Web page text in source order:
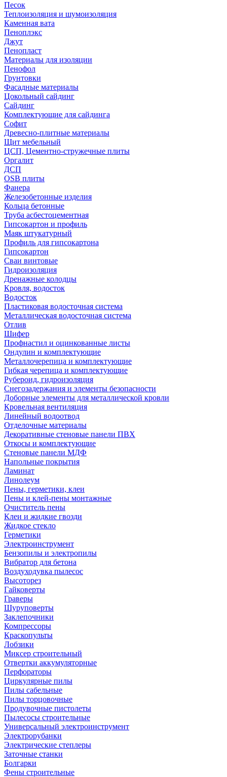
Песок
Теплоизоляция и шумоизоляция
Каменная вата
Пеноплэкс
Джут
Пенопласт
Материалы для изоляции
Пенофол
Грунтовки
Фасадные материалы
Цокольный сайдинг
Сайдинг
Комплектующие для сайдинга
Софит
Древесно-плитные материалы
Щит мебельный
ЦСП, Цементно-стружечные плиты
Оргалит
ДСП
OSB плиты
Фанера
Железобетонные изделия
Кольца бетонные
Труба асбестоцементная
Гипсокартон и профиль
Маяк штукатурный
Профиль для гипсокартона
Гипсокартон
Сваи винтовые
Гидроизоляция
Дренажные колодцы
Кровля, водосток
Водосток
Пластиковая водосточная система
Металлическая водосточная система
Отлив
Шифер
Профнастил и оцинкованные листы
Ондулин и комплектующие
Металлочерепица и комплектующие
Гибкая черепица и комплектующие
Рубероид, гидроизоляция
Снегозадержания и элементы безопасности
Доборные элементы для металлической кровли
Кровельная вентиляция
Линейный водоотвод
Отделочные материалы
Декоративные стеновые панели ПВХ
Откосы и комплектующие
Стеновые панели МДФ
Напольные покрытия
Ламинат
Линолеум
Пены, герметики, клеи
Пены и клей-пены монтажные
Очиститель пены
Клеи и жидкие гвозди
Жидкое стекло
Герметики
Электроинструмент
Бензопилы и электропилы
Вибратор для бетона
Воздуходувка пылесос
Высоторез
Гайковерты
Граверы
Шуруповерты
Заклепочники
Компрессоры
Краскопульты
Лобзики
Миксер строительный
Отвертки аккумуляторные
Перфораторы
Циркулярные пилы
Пилы сабельные
Пилы торцовочные
Продувочные пистолеты
Пылесосы строительные
Универсальный электроинструмент
Электрорубанки
Электрические степлеры
Заточные станки
Болгарки
Фены строительные